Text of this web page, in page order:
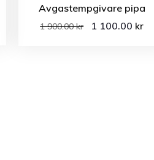
Avgastempgivare pipa
1 900.00kr 1 100.00 kr